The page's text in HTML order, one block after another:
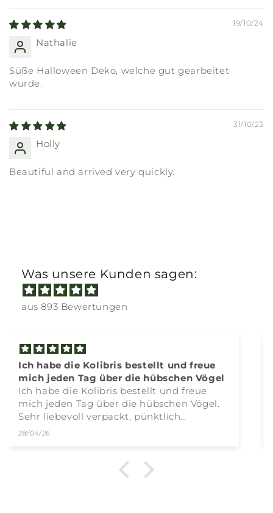
19/10/24
Nathalie
Süße Halloween Deko, welche gut gearbeitet
wurde.
31/10/23
Holly
Beautiful and arrived very quickly.
Was unsere Kunden sagen:
aus 893 Bewertungen
Perfekte Ware
Perfekte Ware , perfekte Lieferung ,
Perfekte Kommunikation 🤩🤩🤩herzlichen
Dank
07/04/26